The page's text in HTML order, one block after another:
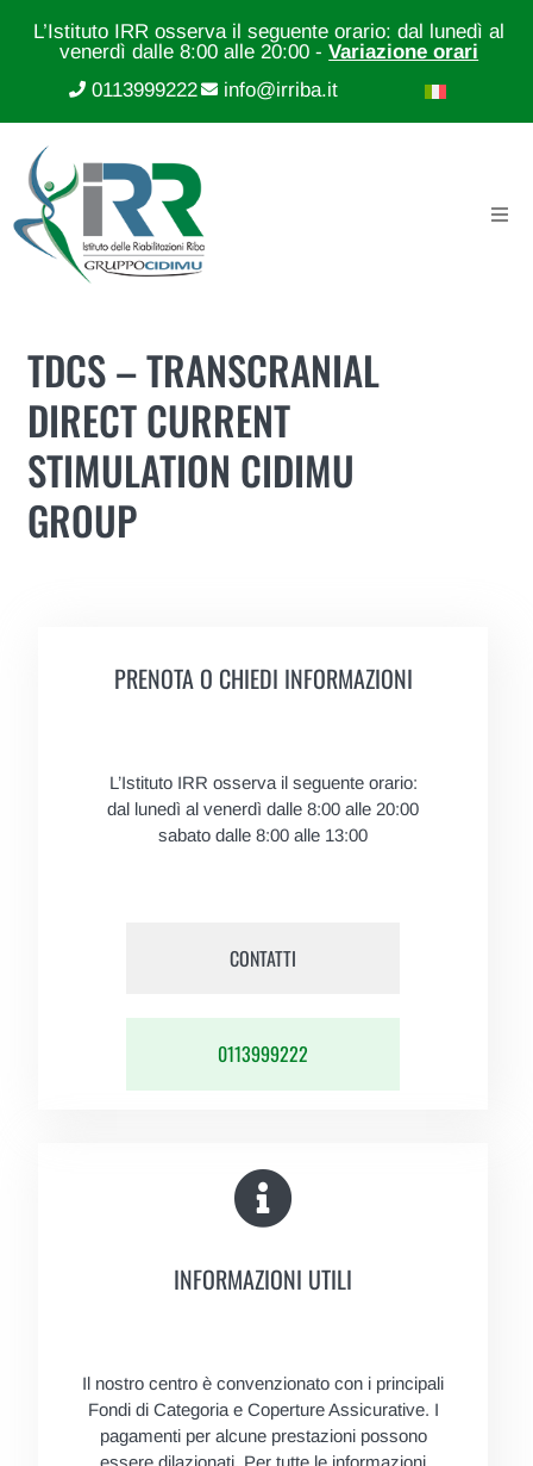
L’Istituto IRR osserva il seguente orario: dal lunedì al
venerdì dalle 8:00 alle 20:00 -Variazione orari
0113999222
info@irriba.it
TDCS – TRANSCRANIAL
DIRECT CURRENT
STIMULATION CIDIMU
GROUP
PRENOTA O CHIEDI INFORMAZIONI
L’Istituto IRR osserva il seguente orario:
dal lunedì al venerdì dalle 8:00 alle 20:00
sabato dalle 8:00 alle 13:00
CONTATTI
0113999222
INFORMAZIONI UTILI
Il nostro centro è convenzionato con i principali
Fondi di Categoria e Coperture Assicurative. I
pagamenti per alcune prestazioni possono
essere dilazionati. Per tutte le informazioni